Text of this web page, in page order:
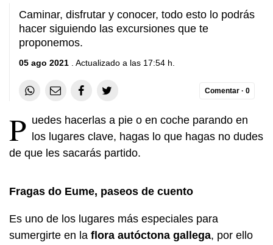
Caminar, disfrutar y conocer, todo esto lo podrás
hacer siguiendo las excursiones que te
proponemos.
05 ago 2021 . Actualizado a las 17:54 h.
Comentar · 0
P uedes hacerlas a pie o en coche parando en
los lugares clave, hagas lo que hagas no dudes
de que les sacarás partido.
Fragas do Eume, paseos de cuento
Es uno de los lugares más especiales para
sumergirte en la flora autóctona gallega, por ello